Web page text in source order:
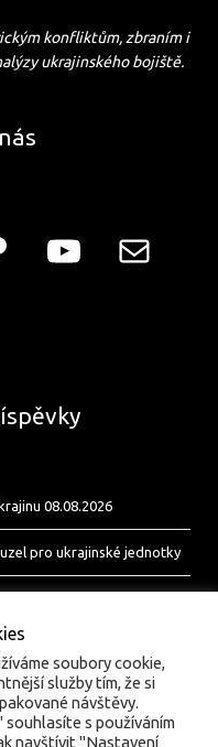
konfliktům, zbraním i
ukrajinského bojiště.
08.08.2026
pro ukrajinské jednotky
soubory cookie,
služby tím, že si
návštěvy.
s používáním
navštívit "Nastavení